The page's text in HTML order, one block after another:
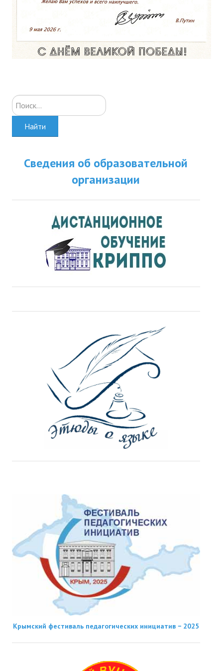
Искать...
Найти
Сведения об образовательной
организации
Крымский фестиваль педагогических инициатив − 2025